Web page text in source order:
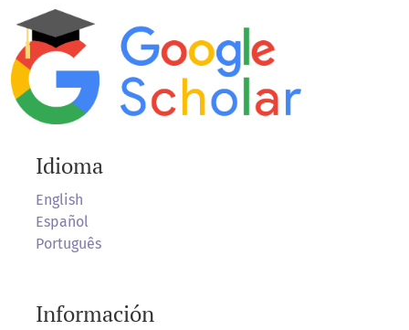
Idioma
English
Español
Português
Información